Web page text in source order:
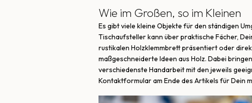
Wie im Großen, so im Kleinen
Es gibt viele kleine Objekte für den ständigen
Tischaufsteller kann über praktische Fächer,
rustikalen Holzklemmbrett präsentiert oder
maßgeschneiderte Ideen aus Holz. Dabei
verschiedenste Handarbeit mit den jeweils
Kontaktformular am Ende des Artikels für Dein